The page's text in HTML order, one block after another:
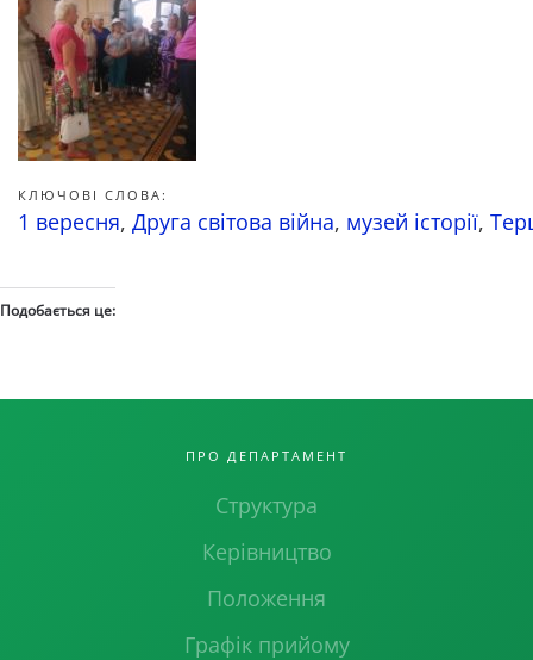
КЛЮЧОВІ СЛОВА:
1 вересня, Друга світова війна, музей історії,
Подобається це:
ПРО ДЕПАРТАМЕНТ
Структура
Керівництво
Положення
Графік прийому